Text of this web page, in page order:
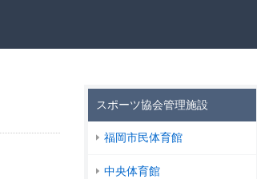
スポーツ協会管理施設
福岡市民体育館
中央体育館